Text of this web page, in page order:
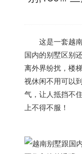
这是一套越
国内的别墅区别
离外界纷扰，楼
视休闲不用可以
气，让人抵挡不
上不得不服！